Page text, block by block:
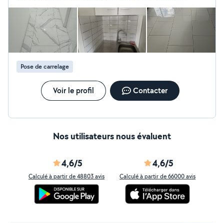
une personne de confiance.
Pose de carrelage
Voir le profil Contacter
Nos utilisateurs nous évaluent
4,6/5
Calculé à partir de 48803 avis
4,6/5
Calculé à partir de 66000 avis